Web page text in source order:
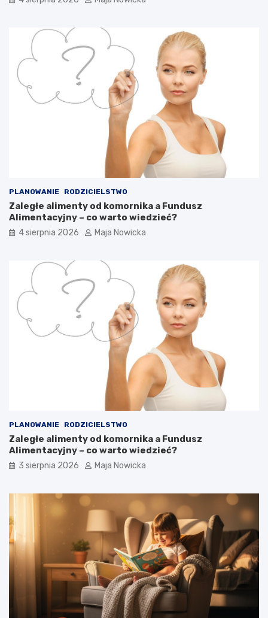
PLANOWANIE RODZICIELSTWO
Zaległe alimenty od komornika a Fundusz
Alimentacyjny – co warto wiedzieć?
4 sierpnia 2026 Maja Nowicka
PLANOWANIE RODZICIELSTWO
Zaległe alimenty od komornika a Fundusz
Alimentacyjny – co warto wiedzieć?
3 sierpnia 2026 Maja Nowicka